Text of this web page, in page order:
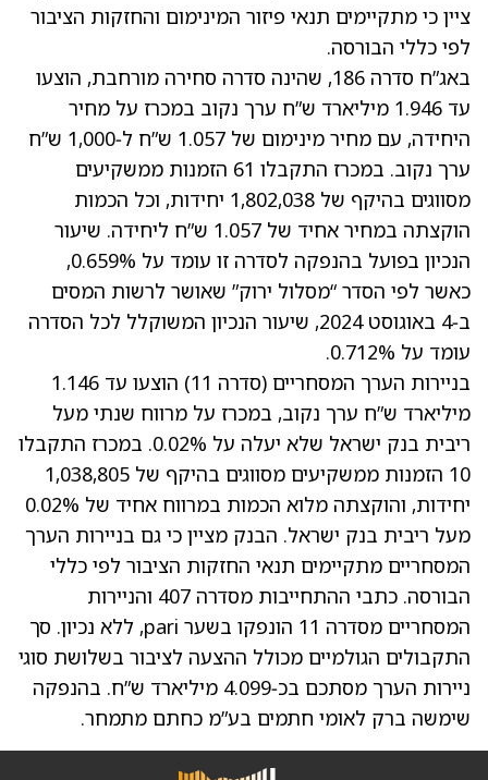
ציין כי מתקיימים תנאי פיזור המינימום והחזקות הציבור
לפי כללי הבורסה.
באג”ח סדרה 186, שהינה סדרה סחירה מורחבת, הוצעו
עד 1.946 מיליארד ש”ח ערך נקוב במכרז על מחיר
היחידה, עם מחיר מינימום של 1.057 ש”ח ל‑1,000 ש”ח
ערך נקוב. במכרז התקבלו 61 הזמנות ממשקיעים
מסווגים בהיקף של 1,802,038 יחידות, וכל הכמות
הוקצתה במחיר אחיד של 1.057 ש”ח ליחידה. שיעור
הנכיון בפועל בהנפקה לסדרה זו עומד על 0.659%,
כאשר לפי הסדר “מסלול ירוק” שאושר לרשות המסים
ב‑4 באוגוסט 2024, שיעור הנכיון המשוקלל לכל הסדרה
עומד על 0.712%.
בניירות הערך המסחריים (סדרה 11) הוצעו עד 1.146
מיליארד ש”ח ערך נקוב, במכרז על מרווח שנתי מעל
ריבית בנק ישראל שלא יעלה על 0.02%. במכרז התקבלו
10 הזמנות ממשקיעים מסווגים בהיקף של 1,038,805
יחידות, והוקצתה מלוא הכמות במרווח אחיד של 0.02%
מעל ריבית בנק ישראל. הבנק מציין כי גם בניירות הערך
המסחריים מתקיימים תנאי החזקות הציבור לפי כללי
הבורסה. כתבי ההתחייבות מסדרה 407 והניירות
המסחריים מסדרה 11 הונפקו בשער pari, ללא נכיון. סך
התקבולים הגולמיים מכולל ההצעה לציבור בשלושת סוגי
ניירות הערך מסתכם בכ‑4.099 מיליארד ש”ח. בהנפקה
שימשה ברק לאומי חתמים בע”מ כחתם מתמחר.